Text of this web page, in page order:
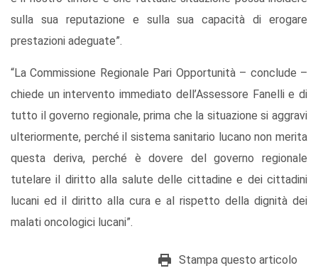
sulla sua reputazione e sulla sua capacità di erogare
prestazioni adeguate”.
“La Commissione Regionale Pari Opportunità – conclude –
chiede un intervento immediato dell’Assessore Fanelli e di
tutto il governo regionale, prima che la situazione si aggravi
ulteriormente, perché il sistema sanitario lucano non merita
questa deriva, perché è dovere del governo regionale
tutelare il diritto alla salute delle cittadine e dei cittadini
lucani ed il diritto alla cura e al rispetto della dignità dei
malati oncologici lucani”.
Stampa questo articolo